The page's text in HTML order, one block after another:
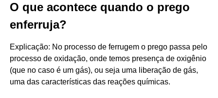
O que acontece quando o prego
enferruja?
Explicação: No processo de ferrugem o prego passa pelo
processo de oxidação, onde temos presença de oxigênio
(que no caso é um gás), ou seja uma liberação de gás,
uma das características das reações químicas.